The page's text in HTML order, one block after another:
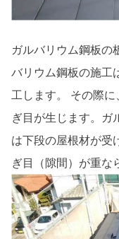
ガルバリウム鋼板の
バリウム鋼板の施工
工します。 その際
ぎ目が生じます。ガ
は下段の屋根材が受
ぎ目（隙間）が重な